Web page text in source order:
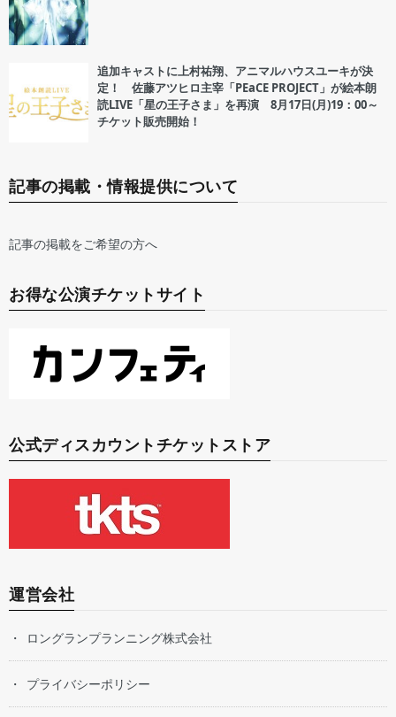
追加キャストに上村祐翔、アニマルハウスユーキが決
定！ 佐藤アツヒロ主宰「PEaCE PROJECT」が絵本朗
読LIVE「星の王子さま」を再演 8月17日(月)19：00～
チケット販売開始！
記事の掲載・情報提供について
記事の掲載をご希望の方へ
お得な公演チケットサイト
公式ディスカウントチケットストア
運営会社
ロングランプランニング株式会社
プライバシーポリシー